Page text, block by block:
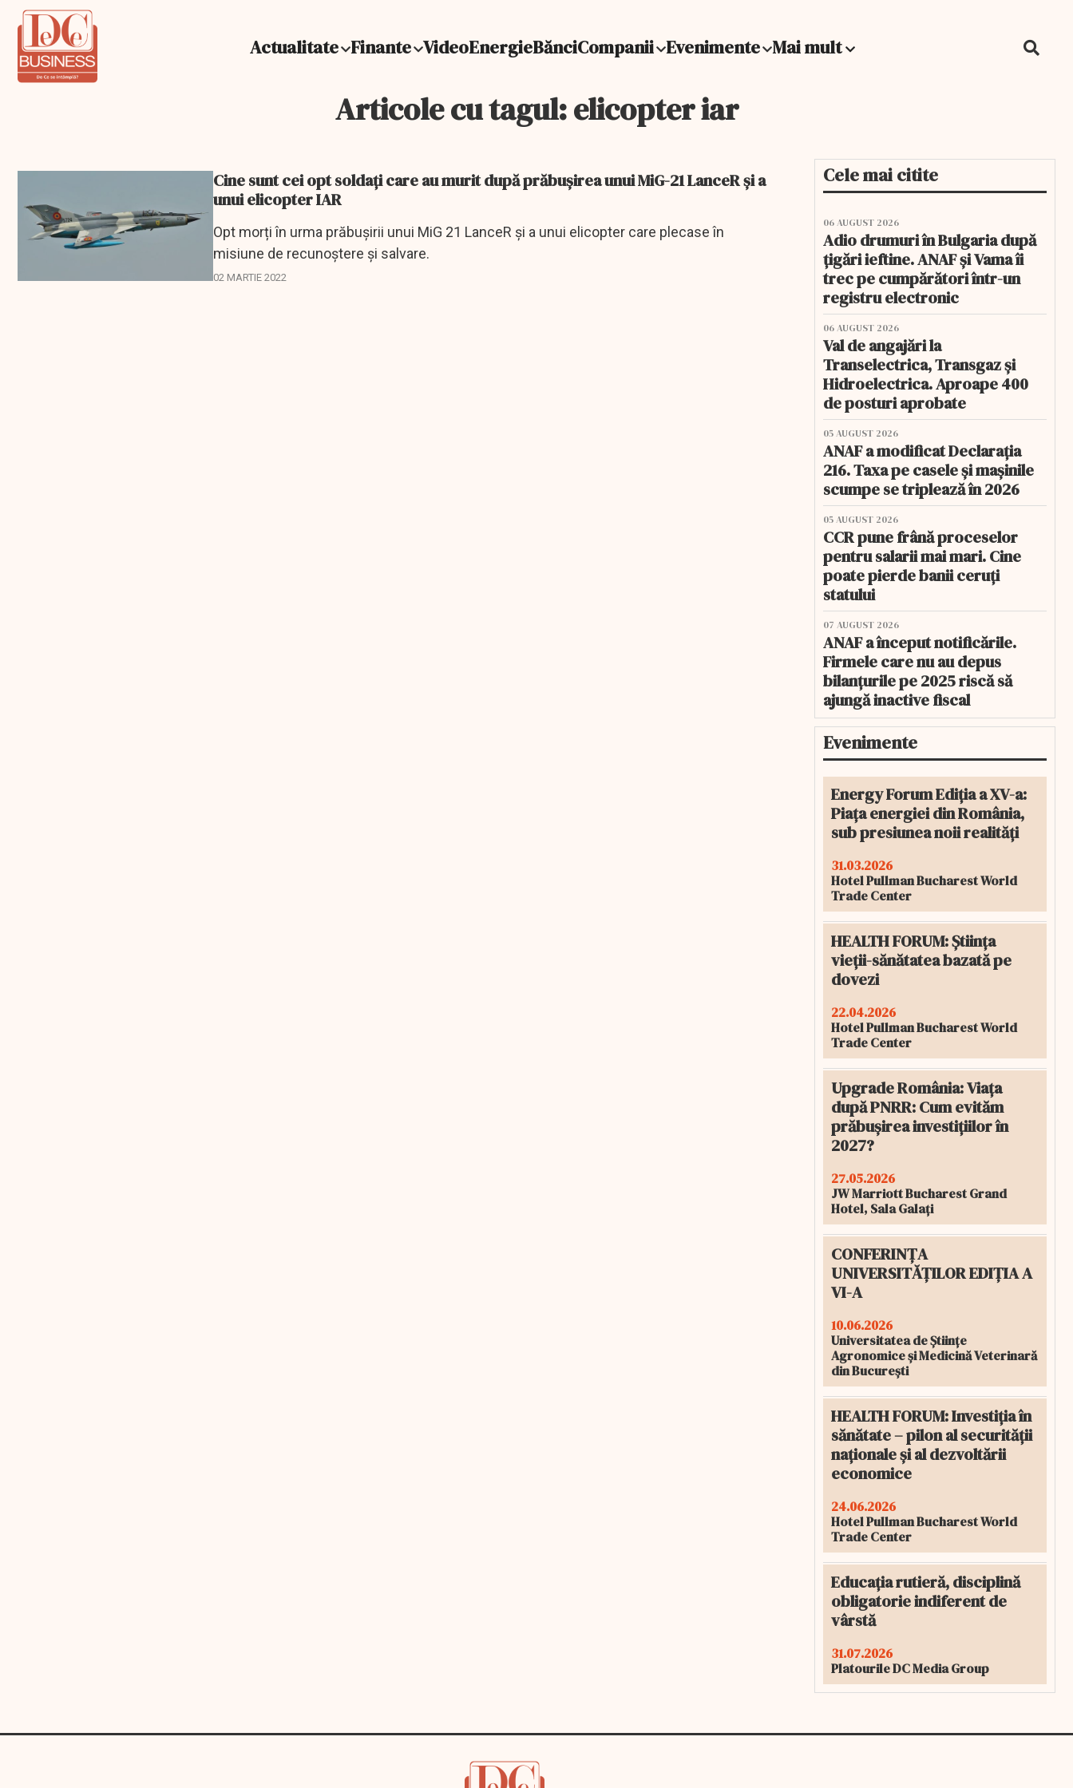
Actualitate Finante VideoEnergieBănciCompanii Evenimente Mai mult
Articole cu tagul: elicopter iar
Cine sunt cei opt soldaţi care au murit după prăbușirea unui MiG-21 LanceR și a
unui elicopter IAR
Opt morți în urma prăbușirii unui MiG 21 LanceR și a unui elicopter care plecase în
misiune de recunoștere și salvare.
02 MARTIE 2022
Cele mai citite
06 AUGUST 2026
Adio drumuri în Bulgaria după
țigări ieftine. ANAF și Vama îi
trec pe cumpărători într-un
registru electronic
06 AUGUST 2026
Val de angajări la
Transelectrica, Transgaz și
Hidroelectrica. Aproape 400
de posturi aprobate
05 AUGUST 2026
ANAF a modificat Declarația
216. Taxa pe casele și mașinile
scumpe se triplează în 2026
05 AUGUST 2026
CCR pune frână proceselor
pentru salarii mai mari. Cine
poate pierde banii ceruți
statului
07 AUGUST 2026
ANAF a început notificările.
Firmele care nu au depus
bilanțurile pe 2025 riscă să
ajungă inactive fiscal
Evenimente
Energy Forum Ediția a XV-a:
Piața energiei din România,
sub presiunea noii realități
31.03.2026
Hotel Pullman Bucharest World
Trade Center
HEALTH FORUM: Știința
vieții-sănătatea bazată pe
dovezi
22.04.2026
Hotel Pullman Bucharest World
Trade Center
Upgrade România: Viața
după PNRR: Cum evităm
prăbușirea investițiilor în
2027?
27.05.2026
JW Marriott Bucharest Grand
Hotel, Sala Galați
CONFERINȚA
UNIVERSITĂȚILOR EDIȚIA A
VI-A
10.06.2026
Universitatea de Științe
Agronomice și Medicină Veterinară
din București
HEALTH FORUM: Investiția în
sănătate – pilon al securității
naționale și al dezvoltării
economice
24.06.2026
Hotel Pullman Bucharest World
Trade Center
Educația rutieră, disciplină
obligatorie indiferent de
vârstă
31.07.2026
Platourile DC Media Group